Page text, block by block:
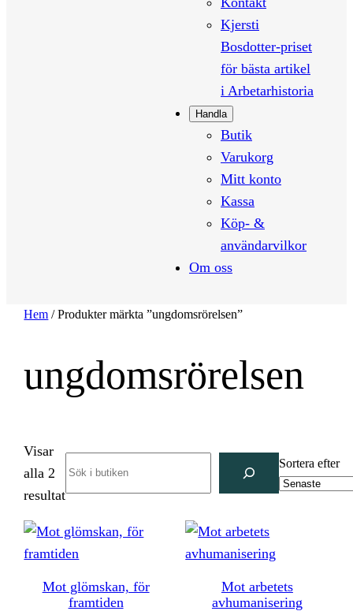
Kjersti
Bosdotter-priset
för bästa artikel
i Arbetarhistoria
Handla
Butik
Varukorg
Mitt konto
Kassa
Köp- &
användarvilkor
Om oss
Hem / Produkter märkta ”ungdomsrörelsen”
ungdomsrörelsen
Visar
alla 2
resultatSortera
senaste
Sortera efter
Mot glömskan, för
framtiden
Mot arbetets
avhumanisering